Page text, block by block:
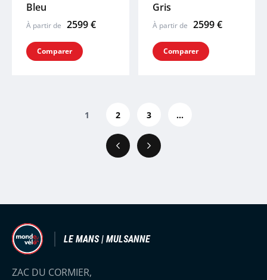
Bleu
À partir de 2599 €
Comparer
Gris
À partir de 2599 €
Comparer
Précédent
1 2 3 ...
Suivant
LE MANS | MULSANNE
ZAC DU CORMIER,